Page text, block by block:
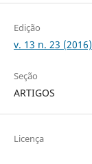
Edição
v. 13 n. 23
Seção
ARTIGOS
Licença